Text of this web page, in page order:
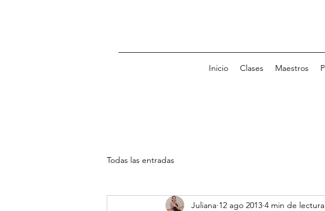
Inicio Clases Maestros
Todas las entradas
Juliana 12 ago 2013 4 min de lectura